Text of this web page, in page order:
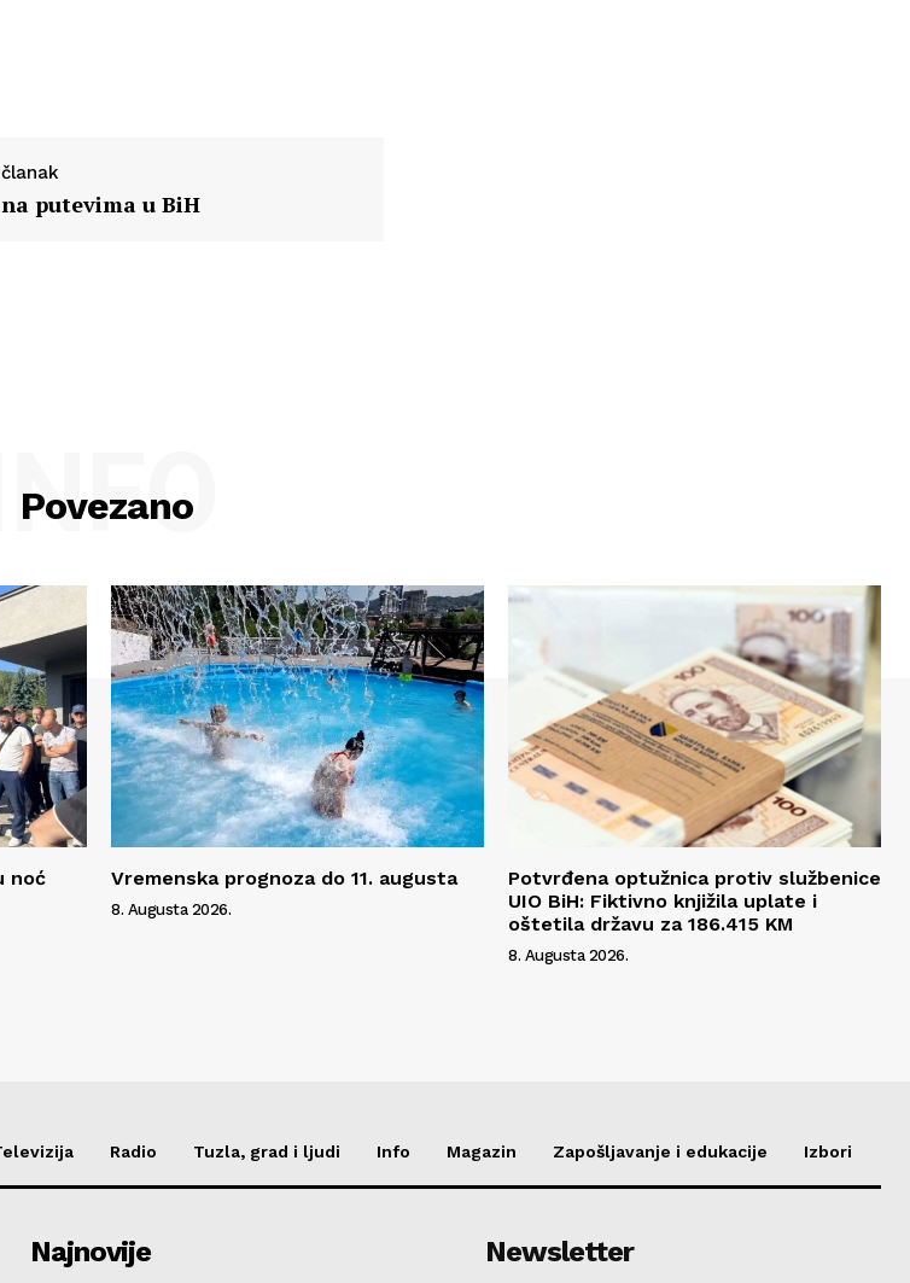
putevima u BiH
Povezano
INFO
noć
Vremenska prognoza do 11. augusta
8. Augusta 2026.
Potvrđena optužnica protiv službenice
UIO BiH: Fiktivno knjižila uplate i
oštetila državu za 186.415 KM
8. Augusta 2026.
Radio Tuzla, grad i ljudi Info Magazin Zapošljavanje i edukacije Izbori
Najnovije Newsletter